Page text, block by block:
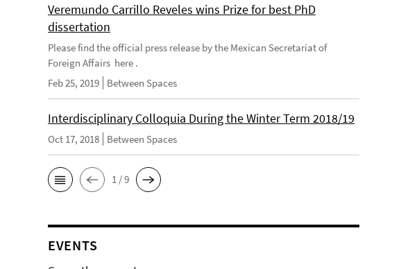
Veremundo Carrillo Reveles wins Prize for best PhD
dissertation
Please find the official press release by the Mexican Secretariat of
Foreign Affairs here .
Feb 25, 2019
Between Spaces
Interdisciplinary Colloquia During the Winter Term 2018/19
Oct 17, 2018 Between Spaces
1 / 9
EVENTS